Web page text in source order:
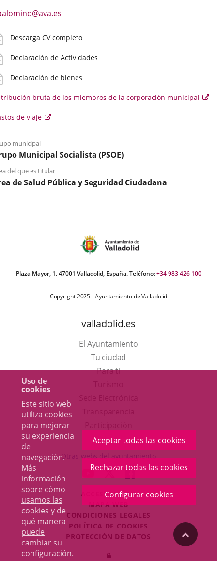
Uso de
cookies
Este sitio web
utiliza cookies
para mejorar
su experiencia
de
navegación.
Más
información
sobre cómo
usamos las
cookies y de
qué manera
puede
cambiar su
configuración.
Aceptar todas las cookies
Rechazar todas las cookies
Configurar cookies
una
aplicación
externa.
Descarga CV completo
Declaración de Actividades
Declaración de bienes
bruta de los miembros de la corporación municipal
de viaje
Enlace
externa.
municipal
Municipal Socialista (PSOE)
del que es titular
de Salud Pública y Seguridad Ciudadana
Plaza Mayor, 1. 47001 Valladolid, España. Teléfono:+34 983 426 100
Copyright 2025 - Ayuntamiento de Valladolid
valladolid.es
El Ayuntamiento
Tu ciudad
Para ti
en
una
ventana
nueva.
aplicación
externa.
Otras webs del ayuntamiento
ENLACE
A
UNA
APLICACIÓN
EXTERNA.
ENLACE
A
UNA
APLICACIÓN
EXTERNA.
ENLACE
A
UNA
EXTERNA.
ACCESIBILIDAD
MAPA WEB
CONDICIONES LEGALES
POLÍTICA DE COOKIES
PROTECCIÓN DE DATOS
Iniciar
"Volver